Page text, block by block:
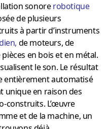
sonorerobotique
de plusieurs
à partir d’instruments
, de moteurs, de
en bois et en métal.
le son. Le résultat
entièrement automatisé
unique en raison des
construits. L’œuvre
et de la machine, un